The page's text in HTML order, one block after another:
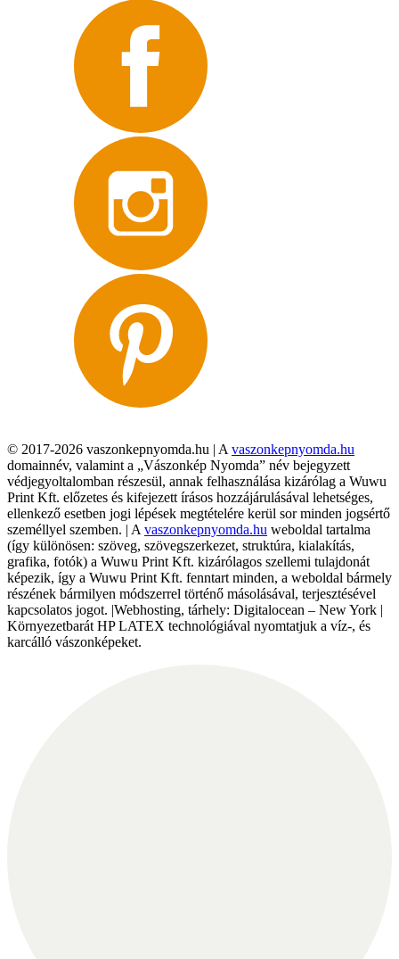
© 2017-2026 vaszonkepnyomda.hu | A vaszonkepnyomda.hu
domainnév, valamint a „Vászonkép Nyomda” név bejegyzett
védjegyoltalomban részesül, annak felhasználása kizárólag a Wuwu
Print Kft. előzetes és kifejezett írásos hozzájárulásával lehetséges,
ellenkező esetben jogi lépések megtételére kerül sor minden jogsértő
személlyel szemben. | A vaszonkepnyomda.hu weboldal tartalma
(így különösen: szöveg, szövegszerkezet, struktúra, kialakítás,
grafika, fotók) a Wuwu Print Kft. kizárólagos szellemi tulajdonát
képezik, így a Wuwu Print Kft. fenntart minden, a weboldal bármely
részének bármilyen módszerrel történő másolásával, terjesztésével
kapcsolatos jogot. |Webhosting, tárhely: Digitalocean – New York |
Környezetbarát HP LATEX technológiával nyomtatjuk a víz-, és
karcálló vászonképeket.